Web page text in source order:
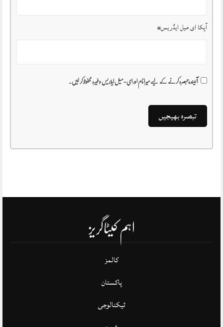
آپکا ای میل ایڈریس*
آئیندہ تبصرہ کرنے کے لیے میرا نام اور ای-میل ایڈریس وغیرہ محفوظ کر لیں۔
اہم کیٹاگریز
کالمز
پاکستان
ٹیکنالوجی